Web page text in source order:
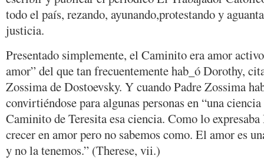
todo el país, rezando, ayunando,protestando y
justicia.
Presentado simplemente, el Caminito era amor
amor” del que tan frecuentemente hab_ó Dorothy,
Zossima de Dostoevsky. Y cuando Padre Zossima
convirtiéndose para algunas personas en “una
Caminito de Teresita esa ciencia. Como lo
crecer en amor pero no sabemos como. El amor es
y no la tenemos.” (Therese, vii.)